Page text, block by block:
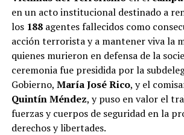
en un acto institucional destinado a
los 188agentes fallecidos como
acción terrorista y a mantener viva la
quienes murieron en defensa de la
ceremonia fue presidida por la
Gobierno, María José Rico, y el
Quintín Méndez, y puso en valor el
fuerzas y cuerpos de seguridad en la
derechos y libertades.